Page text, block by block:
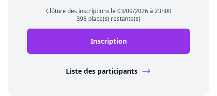
Clôture des inscriptions le 03/09/2026 à 23h00
398 place(s) restante(s)
Inscription
Liste des participants